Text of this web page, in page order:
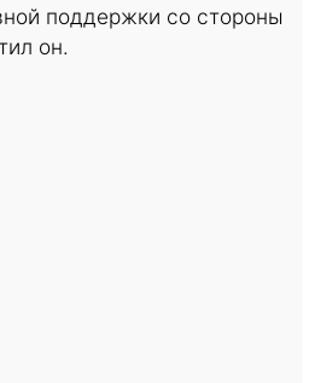
поддержки со стороны
он.